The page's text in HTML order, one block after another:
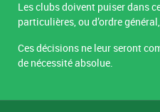
Les clubs doivent puiser dans
particulières, ou d’ordre
Ces décisions ne leur seront
de nécessité absolue.